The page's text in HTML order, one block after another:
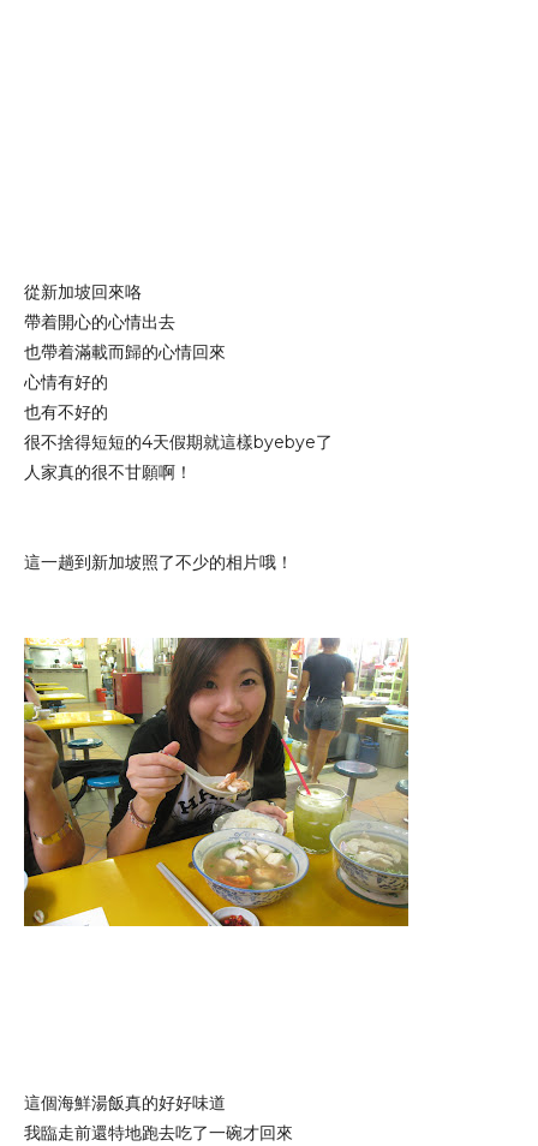
從新加坡回來咯
帶着開心的心情出去
也帶着滿載而歸的心情回來
心情有好的
也有不好的
很不捨得短短的4天假期就這樣byebye了
人家真的很不甘願啊！
這一趟到新加坡照了不少的相片哦！
這個海鮮湯飯真的好好味道
我臨走前還特地跑去吃了一碗才回來